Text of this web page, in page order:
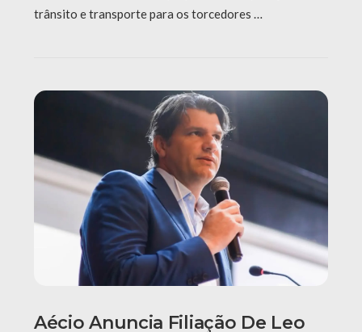
trânsito e transporte para os torcedores …
Aécio Anuncia Filiação De Leo